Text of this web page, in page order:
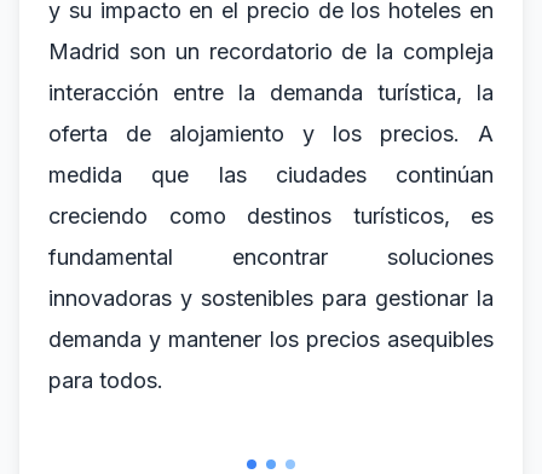
y su impacto en el precio de los hoteles en
Madrid son un recordatorio de la compleja
interacción entre la demanda turística, la
oferta de alojamiento y los precios. A
medida que las ciudades continúan
creciendo como destinos turísticos, es
fundamental encontrar soluciones
innovadoras y sostenibles para gestionar la
demanda y mantener los precios asequibles
para todos.